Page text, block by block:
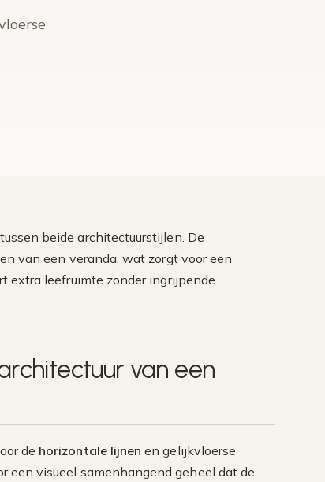
beide architectuurstijlen. De
van een veranda, wat zorgt voor een
extra leefruimte zonder ingrijpende
van een
de horizontale lijnen en gelijkvloerse
een visueel samenhangend geheel dat de